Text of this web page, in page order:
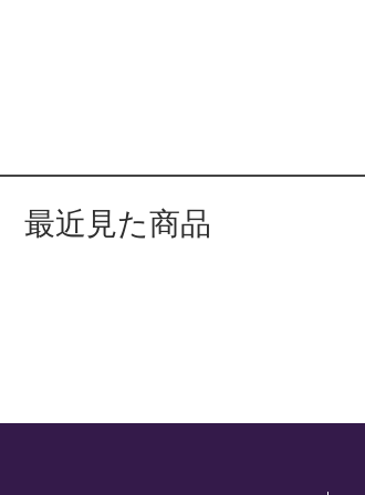
最近見た商品